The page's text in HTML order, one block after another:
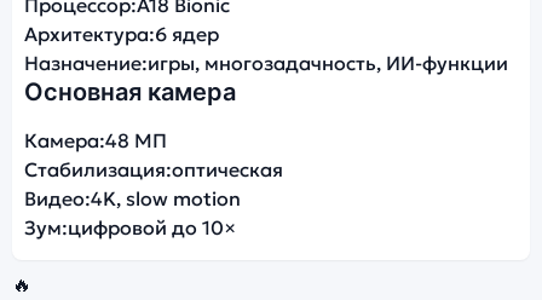
Процессор:A18 Bionic
Архитектура:6 ядер
Назначение:игры, многозадачность, ИИ-функции
Основная камера
Камера:48 МП
Стабилизация:оптическая
Видео:4K, slow motion
Зум:цифровой до 10×
🔥